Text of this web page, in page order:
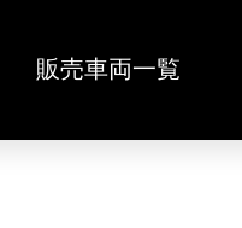
販売車両一覧